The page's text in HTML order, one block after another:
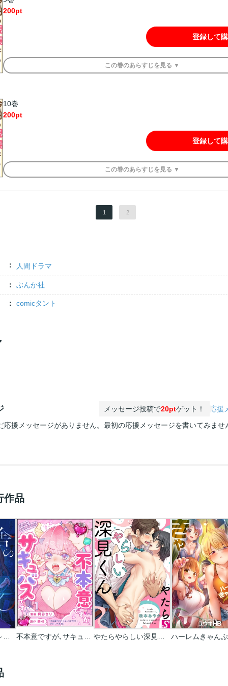
200pt
登録して
この巻のあらすじを 見る ▼
10巻
200pt
登録して
この巻のあらすじを 見る ▼
1 2
人間ドラマ
ぶんか社
comicタント
メッセージ投稿で20ptゲット！
応援
応援メッセージがありません。最初の応援メッセージを書いてみませ
作品
旧校舎のはるくん～二人きりの鬼ごっこ、しよう？ 不本意ですが､サキュバスです!(分冊版) やたらやらしい深見くん